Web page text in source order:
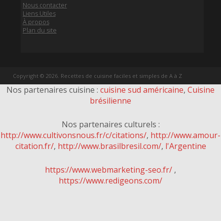
Nous contacter
Liens Utiles
À propos
Plan du site
Copyright © 2026. Recettes de cuisine faciles et simples de A à Z
Nos partenaires cuisine : cuisine sud américaine, Cuisine
brésilienne
Nos partenaires culturels :
http://www.cultivonsnous.fr/c/citations/, http://www.amour-
citation.fr/, http://www.brasilbresil.com/, l'Argentine
https://www.webmarketing-seo.fr/ ,
https://www.redigeons.com/